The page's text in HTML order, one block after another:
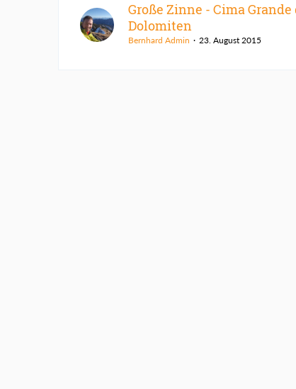
Große Zinne - Cima
Dolomiten
Bernhard Admin 23. August 2015